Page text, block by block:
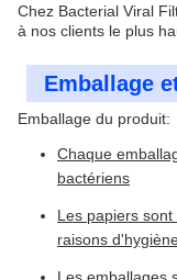
Chez Bacterial Viral
à nos clients le plus
Emballage
Emballage du produit:
Chaque
bactériens
Les papiers
raisons
Les emballages